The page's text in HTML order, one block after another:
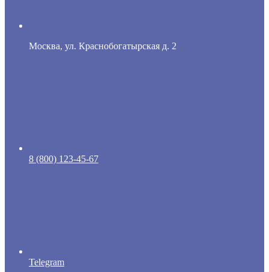
Москва, ул. Краснобогатырская д. 2
8 (800) 123-45-67
Telegram